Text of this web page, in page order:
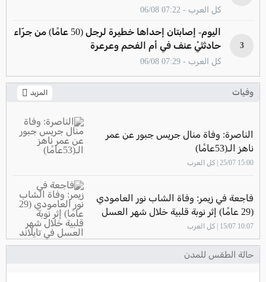
حالة الطقس للمدن
كل العرب - 07:22 06/08
3
اليوم- إصابتان إحداها خطيرة لرجل (50 عامًا) من جرّاء
حادثتَيْ عنف في أم الفحم وعرعرة
كل العرب - 07:29 06/08
وفيات المزيد
الناصرة: وفاة منال جريس جبور عن عمر
ناهز الـ(53عامًا)
15:00 25/07 | كل العرب
فاجعة في زيمر: وفاة الشاب نور العامودي
(29 عامًا) إثر نوبة قلبية خلال شهر العسل
في تايلاند
10:07 15/07 | كل العرب